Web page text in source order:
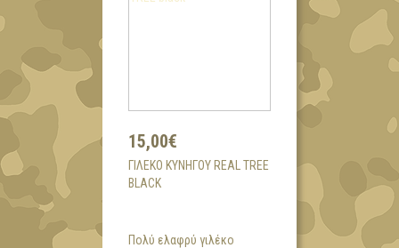
15,00€
ΓΙΛΈΚΟ ΚΥΝΗΓΟΎ REAL TREE
BLACK
Πολύ ελαφρύ γιλέκο